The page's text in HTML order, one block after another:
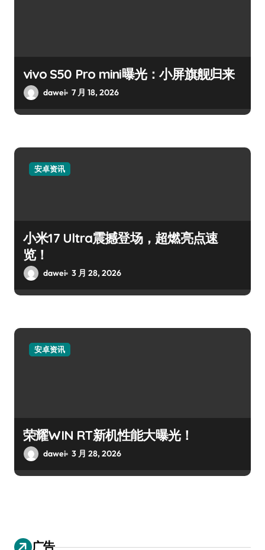
vivo S50 Pro mini曝光：小屏旗舰归来
dawei 7 月 18, 2026
安卓资讯
小米17 Ultra震撼登场，超燃亮点速
览！
dawei 3 月 28, 2026
安卓资讯
荣耀WIN RT新机性能大曝光！
dawei 3 月 28, 2026
广告